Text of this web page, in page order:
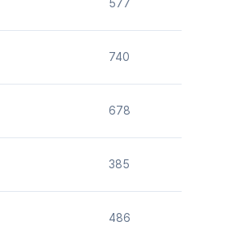
577
740
678
385
486